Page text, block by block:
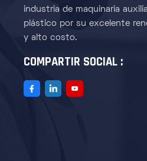
industria de maquinaria
plástico por su excelente
y alto costo.
COMPARTIR SOCIAL :